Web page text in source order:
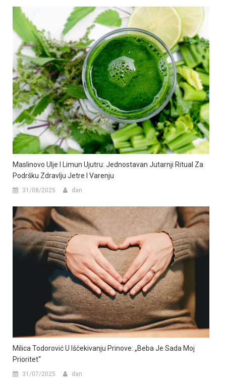
Maslinovo Ulje I Limun Ujutru: Jednostavan Jutarnji Ritual Za
Podršku Zdravlju Jetre I Varenju
31/08/2025 dan
Milica Todorović U Iščekivanju Prinove: „Beba Je Sada Moj
Prioritet“
31/07/2025 dan